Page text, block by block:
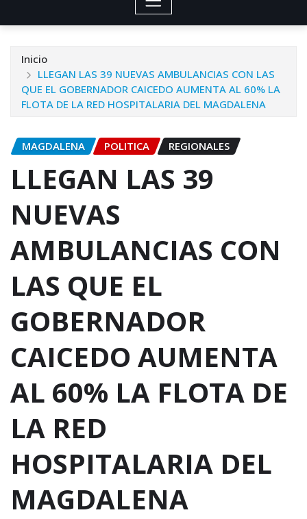
Inicio
LLEGAN LAS 39 NUEVAS AMBULANCIAS CON LAS
QUE EL GOBERNADOR CAICEDO AUMENTA AL 60% LA
FLOTA DE LA RED HOSPITALARIA DEL MAGDALENA
MAGDALENA POLITICA REGIONALES
LLEGAN LAS 39
NUEVAS
AMBULANCIAS CON
LAS QUE EL
GOBERNADOR
CAICEDO AUMENTA
AL 60% LA FLOTA DE
LA RED
HOSPITALARIA DEL
MAGDALENA